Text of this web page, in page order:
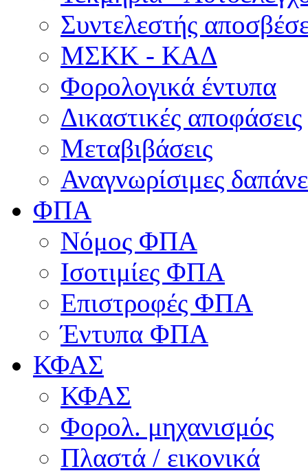
Συντελεστής
ΜΣKΚ - ΚΑΔ
Φορολογικά έντυπα
Δικαστικές αποφάσεις
Μεταβιβάσεις
Αναγνωρίσιμες
ΦΠΑ
Νόμος ΦΠΑ
Ισοτιμίες ΦΠΑ
Επιστροφές ΦΠΑ
Έντυπα ΦΠΑ
ΚΦΑΣ
ΚΦΑΣ
Φορολ. μηχανισμός
Πλαστά / εικονικά